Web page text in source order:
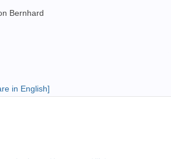
Bernhard
in English]